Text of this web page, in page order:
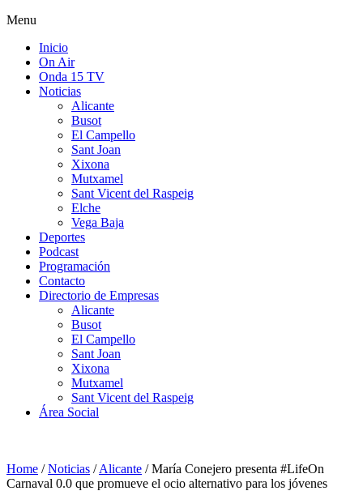
Menu
Inicio
On Air
Onda 15 TV
Noticias
Alicante
Busot
El Campello
Sant Joan
Xixona
Mutxamel
Sant Vicent del Raspeig
Elche
Vega Baja
Deportes
Podcast
Programación
Contacto
Directorio de Empresas
Alicante
Busot
El Campello
Sant Joan
Xixona
Mutxamel
Sant Vicent del Raspeig
Área Social
Home /Noticias /Alicante /María Conejero presenta #LifeOn
Carnaval 0.0 que promueve el ocio alternativo para los jóvenes